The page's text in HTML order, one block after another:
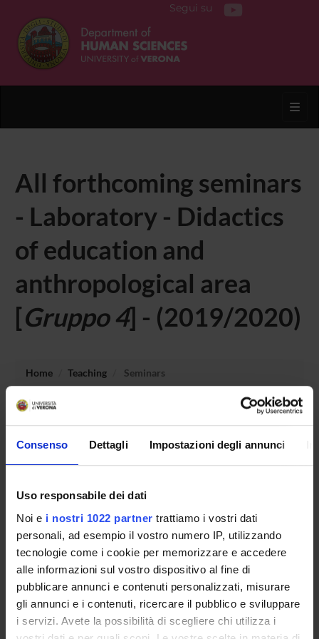
Consenso Dettagli Impostazioni degli annunci
Uso responsabile dei dati
Noi e i nostri 1022 partner trattiamo i vostri dati
personali, ad esempio il vostro numero IP, utilizzando
tecnologie come i cookie per memorizzare e accedere
alle informazioni sul vostro dispositivo al fine di
pubblicare annunci e contenuti personalizzati, misurare
gli annunci e i contenuti, ricercare il pubblico e sviluppare
i servizi. Avete la possibilità di scegliere chi utilizza i
Segui su
All forthcoming seminars
- Laboratory - Didactics
of education and
anthropological area
[Gruppo 4] - (2019/2020)
Home Teaching Seminars
No recent seminar found relating to teaching Laboratory -
STUDYING
COURSES
PHD PROGRAMMES AND POSTGRADUATE
TRAINING
Contacts